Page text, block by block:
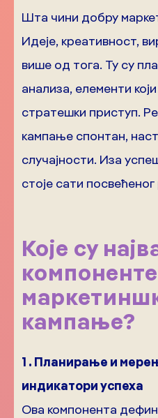
Шта чини добру
Идеје, креативност,
више од тога. Ту су
анализа, елементи
стратешки приступ.
кампање спонтан,
случајности. Иза
стоје сати
Које су
компоненте
кампање?
1 . Планирање и
индикатори успеха
Ова компонента